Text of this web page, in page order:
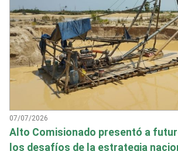
07/07/2026
Alto Comisionado presentó a
los desafíos de la estrategia